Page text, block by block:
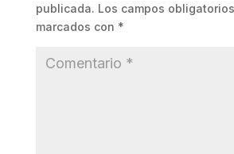
publicada. Los campos
marcados con *